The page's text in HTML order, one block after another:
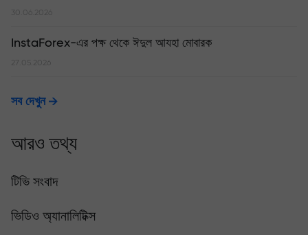
30.06.2026
InstaForex-এর পক্ষ থেকে ঈদুল আযহা মোবারক
27.05.2026
সব দেখুন
আরও তথ্য
টিভি সংবাদ
ভিডিও অ্যানালিটিক্স